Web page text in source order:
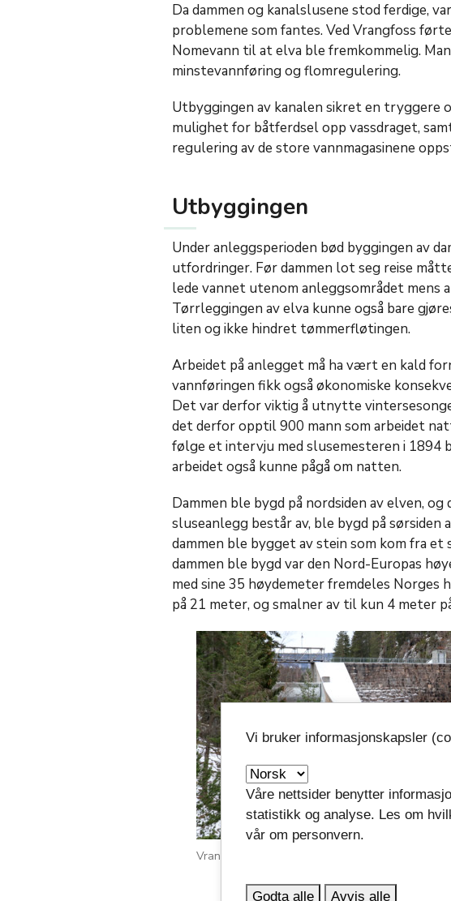
Da dammen og kanalslusene stod ferdige,
problemene som fantes. Ved Vrangfoss
Nomevann til at elva ble fremkommelig.
minstevannføring og flomregulering.
Utbyggingen av kanalen sikret en tryggere
mulighet for båtferdsel opp vassdraget,
regulering av de store vannmagasinene
Utbyggingen
Under anleggsperioden bød byggingen av
utfordringer. Før dammen lot seg reise
lede vannet utenom anleggsområdet mens
Tørrleggingen av elva kunne også bare
liten og ikke hindret tømmerfløtingen.
Arbeidet på anlegget må ha vært en kald
vannføringen fikk også økonomiske
Det var derfor viktig å utnytte
det derfor opptil 900 mann som arbeidet
følge et intervju med slusemesteren i
arbeidet også kunne pågå om natten.
Dammen ble bygd på nordsiden av elven,
sluseanlegg består av, ble bygd på sørsiden
dammen ble bygget av stein som kom fra
dammen ble bygd var den Nord-Europas
med sine 35 høydemeter fremdeles Norges
på 21 meter, og smalner av til kun 4 meter
Vrangfossdammen er landets høyeste murdam.
Vi bruker informasjonskapsler
Våre nettsider benytter
statistikk og analyse. Les om
vår om personvern.
Godta alle Avvis alle